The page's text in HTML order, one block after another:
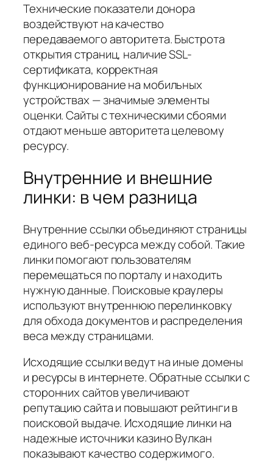
Технические показатели донора
воздействуют на качество
передаваемого авторитета. Быстрота
открытия страниц, наличие SSL-
сертификата, корректная
функционирование на мобильных
устройствах — значимые элементы
оценки. Сайты с техническими сбоями
отдают меньше авторитета целевому
ресурсу.
Внутренние и внешние
линки: в чем разница
Внутренние ссылки объединяют страницы
единого веб-ресурса между собой. Такие
линки помогают пользователям
перемещаться по порталу и находить
нужную данные. Поисковые краулеры
используют внутреннюю перелинковку
для обхода документов и распределения
веса между страницами.
Исходящие ссылки ведут на иные домены
и ресурсы в интернете. Обратные ссылки с
сторонних сайтов увеличивают
репутацию сайта и повышают рейтинги в
поисковой выдаче. Исходящие линки на
надежные источники казино Вулкан
показывают качество содержимого.